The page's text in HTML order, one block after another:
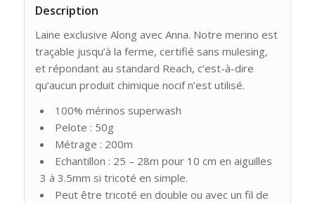
Description
Laine exclusive Along avec Anna. Notre merino est
traçable jusqu’à la ferme, certifié sans mulesing,
et répondant au standard Reach, c’est-à-dire
qu’aucun produit chimique nocif n’est utilisé.
100% mérinos superwash
Pelote : 50g
Métrage : 200m
Echantillon : 25 – 28m pour 10 cm en aiguilles
3 à 3.5mm si tricoté en simple.
Peut être tricoté en double ou avec un fil de